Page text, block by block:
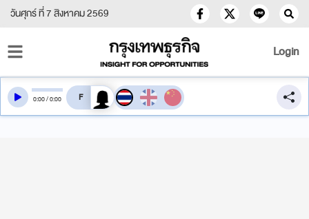
วันศุกร์ ที่ 7 สิงหาคม 2569
Login
0:00/0:00 สลับเสียงอ่าน